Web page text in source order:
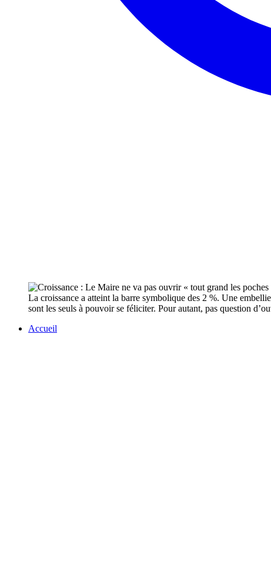
La croissance a atteint la barre symbolique des 2 %. Une
sont les seuls à pouvoir se féliciter. Pour autant, pas question
Accueil